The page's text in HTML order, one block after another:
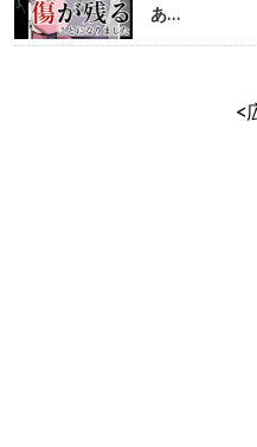
あ…
<